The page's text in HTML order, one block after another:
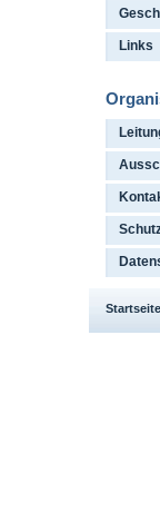
Links
Startseite